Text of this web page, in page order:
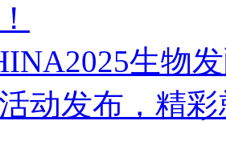
生物
动发布，精